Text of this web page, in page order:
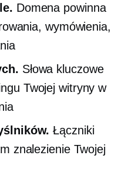
Domena powinna
wymówienia,
Słowa kluczowe
Twojej witryny w
Łączniki
znalezienie Twojej